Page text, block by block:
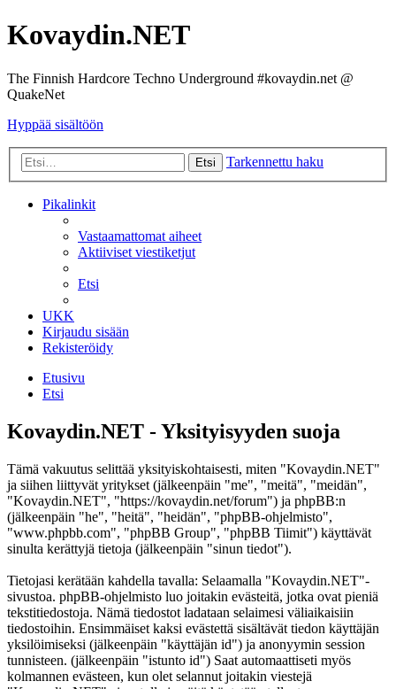
Kovaydin.NET
The Finnish Hardcore Techno Underground #kovaydin.net @
QuakeNet
Hyppää sisältöön
Etsi Tarkennettu haku
Pikalinkit
Vastaamattomat aiheet
Aktiiviset viestiketjut
Etsi
UKK
Kirjaudu sisään
Rekisteröidy
Etusivu
Etsi
Kovaydin.NET - Yksityisyyden suoja
Tämä vakuutus selittää yksityiskohtaisesti, miten "Kovaydin.NET"
ja siihen liittyvät yritykset (jälkeenpäin "me", "meitä", "meidän",
"Kovaydin.NET", "https://kovaydin.net/forum") ja phpBB:n
(jälkeenpäin "he", "heitä", "heidän", "phpBB-ohjelmisto",
"www.phpbb.com", "phpBB Group", "phpBB Tiimit") käyttävät
sinulta kerättyjä tietoja (jälkeenpäin "sinun tiedot").
Tietojasi kerätään kahdella tavalla: Selaamalla "Kovaydin.NET"-
sivustoa. phpBB-ohjelmisto luo joitakin evästeitä, jotka ovat pieniä
tekstitiedostoja. Nämä tiedostot ladataan selaimesi väliaikaisiin
tiedostoihin. Ensimmäiset kaksi evästettä sisältävät tiedon käyttäjän
yksilöimiseksi (jälkeenpäin "käyttäjän id") ja anonyymin session
tunnisteen. (jälkeenpäin "istunto id") Saat automaattiseti myös
kolmannen evästeen, kun olet selannut joitakin viestejä